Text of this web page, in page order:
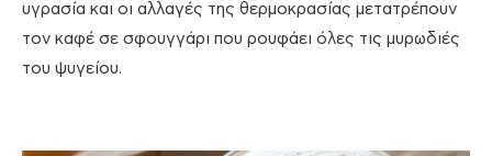
υγρασία και οι αλλαγές της θερμοκρασίας μετατρέπουν
τον καφέ σε σφουγγάρι που ρουφάει όλες τις μυρωδιές
του ψυγείου.